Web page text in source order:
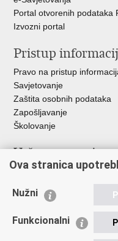
Portal otvorenih podataka
Izvozni portal
Pristup
Pravo na pristup
Savjetovanje
Zaštita osobnih podataka
Zapošljavanje
Školovanje
Važne poveznice
Ministarstvo unutarnjih
Udruge
Policijska akademija
Ova stranica
Nužni
Funkcionalni